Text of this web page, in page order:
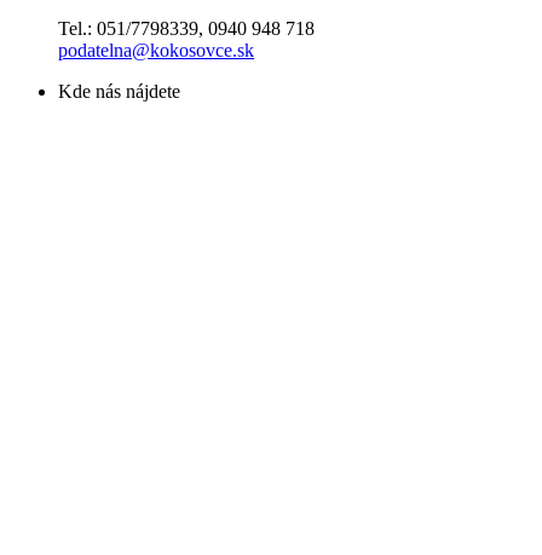
Tel.: 051/7798339, 0940 948 718
podatelna@kokosovce.sk
Kde nás nájdete